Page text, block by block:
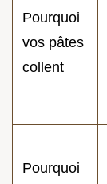
Pourquoi
vos pâtes
collent
Pourquoi